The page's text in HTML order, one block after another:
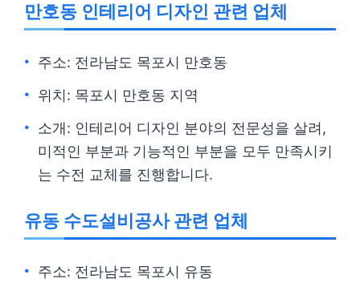
만호동 인테리어 디자인 관련 업체
주소: 전라남도 목포시 만호동
위치: 목포시 만호동 지역
소개: 인테리어 디자인 분야의 전문성을 살려,
미적인 부분과 기능적인 부분을 모두 만족시키
는 수전 교체를 진행합니다.
유동 수도설비공사 관련 업체
주소: 전라남도 목포시 유동